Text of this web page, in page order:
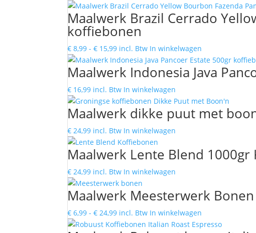
€ 8,99
tot
€ 25,99
product
heeft
optie
kan
worden
op
de
Maalwerk Brazil Cerrado
koffiebonen
€ 8,99 - € 15,99Prijsklasse:
€ 8,99
tot
incl. Btw In winkelwagen
product
heeft
Deze
optie
worden
Maalwerk Indonesia Java
€ 16,99 incl. Btw In winkelwagen
Maalwerk dikke puut met
€ 24,99 incl. Btw In winkelwagen
Maalwerk Lente Blend 1000gr
€ 24,99 incl. Btw In winkelwagen
Maalwerk Meesterwerk Bonen
€ 6,99 - € 24,99Prijsklasse:
€ 6,99
incl. Btw In winkelwagen
product